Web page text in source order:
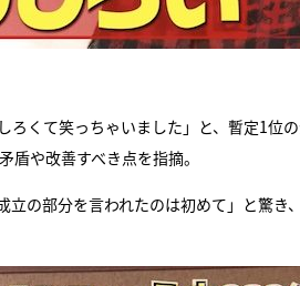
ろくて笑っちゃいました」と、暫定1位
や改善すべき点を指摘。
の部分を言われたのは初めて」と驚き、